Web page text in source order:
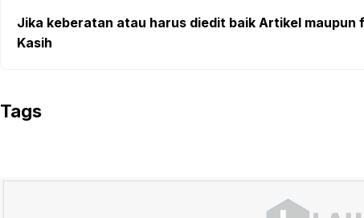
Jika keberatan atau harus diedit baik Artikel maupun
Kasih
Tags